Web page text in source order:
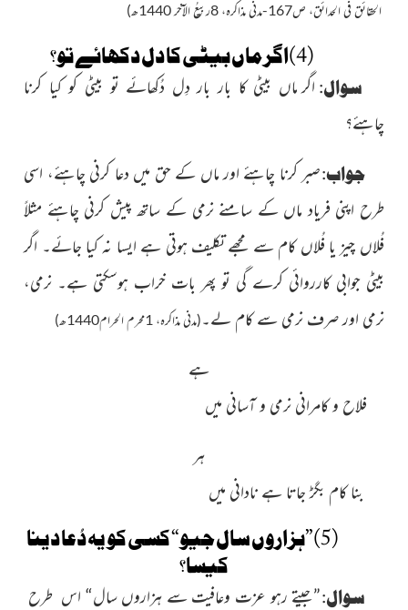
الحقائق فی الحدائق، ص167-مدنی مذاکرہ، 8ربیعُ الآخر 1440ھ)
(4)اگر ماں بیٹی کا دل دکھائے تو؟
سوال: اگر ماں بیٹی کا بار بار دِل دُکھائے تو بىٹى کو کىا کرنا
چاہئے؟
جواب:صبر کرنا چاہئے اور ماں کے حق میں دعا کرنی چاہئے، اسی
طرح اپنی فریاد ماں کے سامنے نرمی کے ساتھ پیش کرنی چاہئے مثلاً
فُلاں چیز یا فُلاں کام سے مجھے تکلیف ہوتی ہے ایسا نہ کیا جائے۔ اگر
بیٹی جوابی کارروائی کرے گی تو پھر بات خراب ہوسکتی ہے۔ نرمی،
نرمی اور صرف نرمی سے کام لے۔(مدنی مذاکرہ، 1محرم الحرام1440ھ)
ہے
فلاح و کامرانی نرمی و آسانی میں
ہر
بنا کام بگڑ جاتا ہے نادانی میں
(5)”ہزاروں سال جیو“ کسی کو یہ دُعا دینا
کیسا؟
سوال:”جىتے رہو عزت وعافیت سے ہزاروں سال“ اس طرح